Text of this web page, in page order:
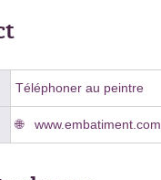
Téléphoner au peintre
www.embatiment.com